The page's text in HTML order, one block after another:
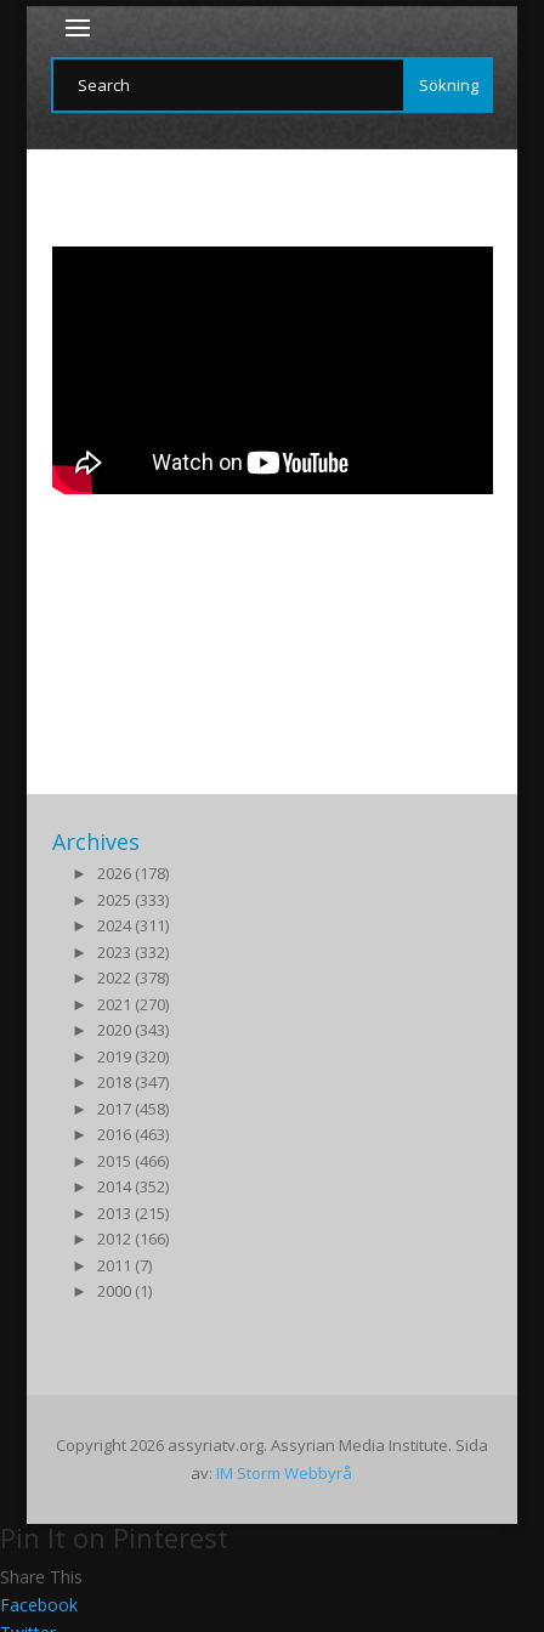
Archives
►
2026 (178)
►
2025 (333)
►
2024 (311)
►
2023 (332)
►
2022 (378)
►
2021 (270)
►
2020 (343)
►
2019 (320)
►
2018 (347)
►
2017 (458)
►
2016 (463)
►
2015 (466)
►
2014 (352)
►
2013 (215)
►
2012 (166)
►
2011 (7)
►
2000 (1)
Copyright 2026 assyriatv.org. Assyrian Media Institute. Sida
av: IM Storm Webbyrå
Pin It on Pinterest
Share This
Facebook